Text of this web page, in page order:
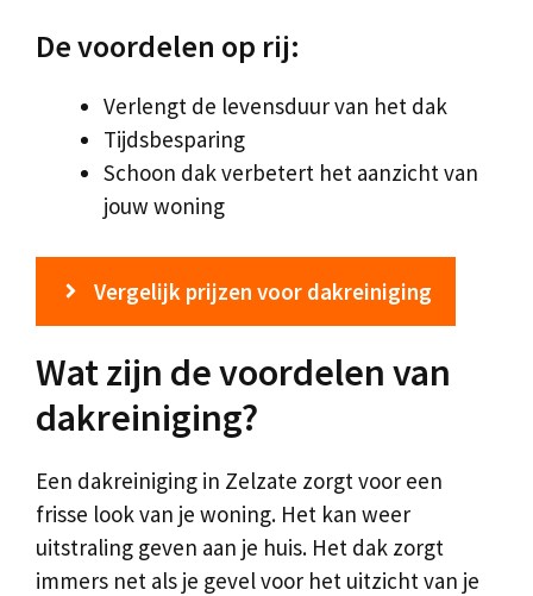
De voordelen op rij:
Verlengt de levensduur van het dak
Tijdsbesparing
Schoon dak verbetert het aanzicht van
jouw woning
Vergelijk prijzen voor dakreiniging
Wat zijn de voordelen van
dakreiniging?
Een dakreiniging in Zelzate zorgt voor een
frisse look van je woning. Het kan weer
uitstraling geven aan je huis. Het dak zorgt
immers net als je gevel voor het uitzicht van je